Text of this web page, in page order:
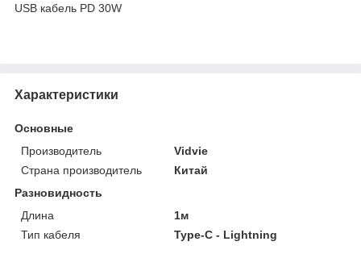
USB кабель PD 30W
Характеристики
Основные
Производитель
Vidvie
Страна производитель
Китай
Разновидность
Длина
1м
Тип кабеля
Type-C - Lightning